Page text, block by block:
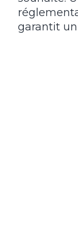
garantit